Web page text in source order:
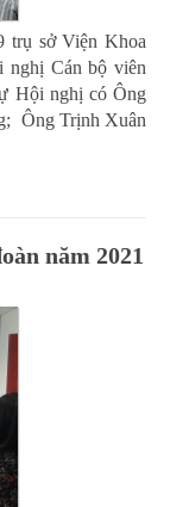
trụ sở Viện Khoa
nghị Cán bộ viên
Hội nghị có Ông
Ông Trịnh Xuân
năm 2021